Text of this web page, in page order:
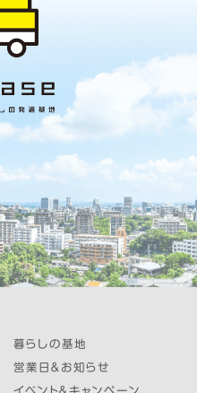
暮らしの基地
営業日＆お知らせ